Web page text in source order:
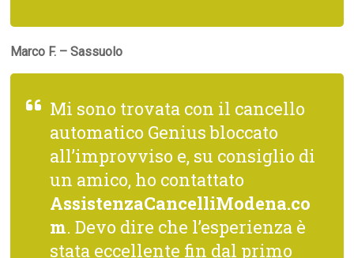
Marco F. – Sassuolo
Mi sono trovata con il cancello
automatico Genius bloccato
all’improvviso e, su consiglio di
un amico, ho contattato
AssistenzaCancelliModena.co
m. Devo dire che l’esperienza è
stata eccellente fin dal primo